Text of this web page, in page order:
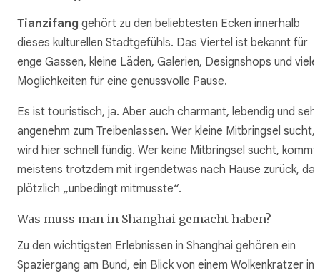
Tianzifang gehört zu den beliebtesten Ecken innerhalb
dieses kulturellen Stadtgefühls. Das Viertel ist bekannt für
enge Gassen, kleine Läden, Galerien, Designshops und viele
Möglichkeiten für eine genussvolle Pause.
Es ist touristisch, ja. Aber auch charmant, lebendig und sehr
angenehm zum Treibenlassen. Wer kleine Mitbringsel sucht,
wird hier schnell fündig. Wer keine Mitbringsel sucht, kommt
meistens trotzdem mit irgendetwas nach Hause zurück, das
plötzlich „unbedingt mitmusste“.
Was muss man in Shanghai gemacht haben?
Zu den wichtigsten Erlebnissen in Shanghai gehören ein
Spaziergang am Bund, ein Blick von einem Wolkenkratzer in